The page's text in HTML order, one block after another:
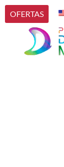
OFERTAS